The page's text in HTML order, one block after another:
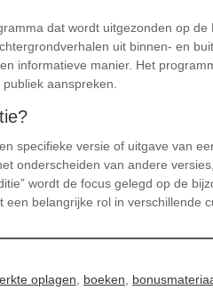
dat wordt uitgezonden op
uit binnen- en
informatieve manier. Het
aanspreken.
specifieke versie of uitgave van
onderscheiden van andere
wordt de focus gelegd op de
belangrijke rol in
oplagen boeken